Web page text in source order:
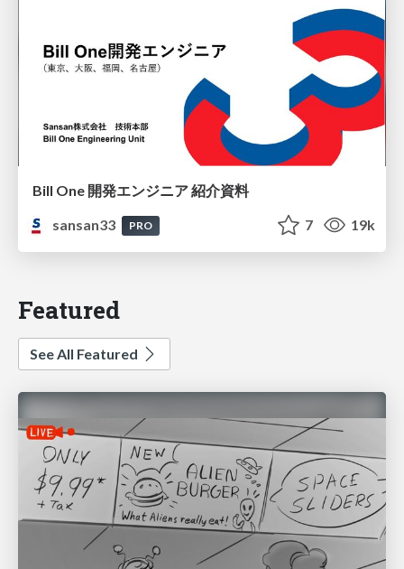
Bill One 開発エンジニア 紹介資料
sansan33
PRO 7 19k
Featured
See All Featured